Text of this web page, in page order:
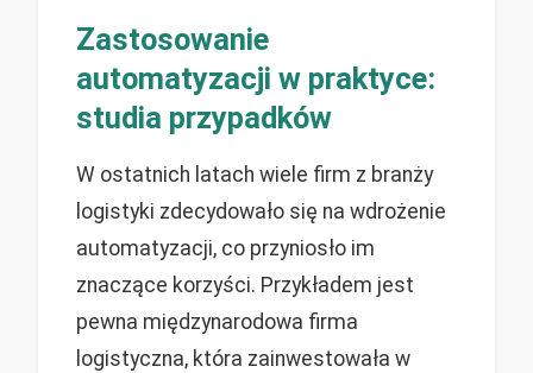
Zastosowanie
automatyzacji w praktyce:
studia przypadków
W ostatnich latach wiele firm z branży
logistyki zdecydowało się na wdrożenie
automatyzacji, co przyniosło im
znaczące korzyści. Przykładem jest
pewna międzynarodowa firma
logistyczna, która zainwestowała w